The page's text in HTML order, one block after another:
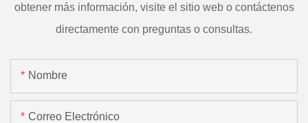
obtener más información, visite el sitio web o contáctenos
directamente con preguntas o consultas.
Nombre
Correo Electrónico